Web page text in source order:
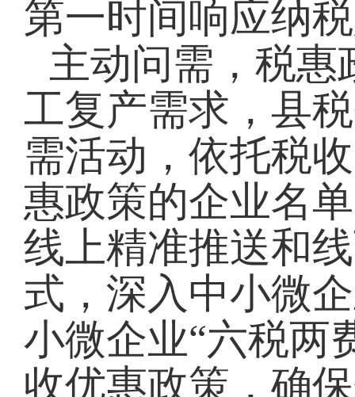
第一时间响应纳
主动问需，税
工复产需求，县
需活动，依托税
惠政策的企业名
线上精准推送和
式，深入中小微
小微企业“六税两
收优惠政策，确